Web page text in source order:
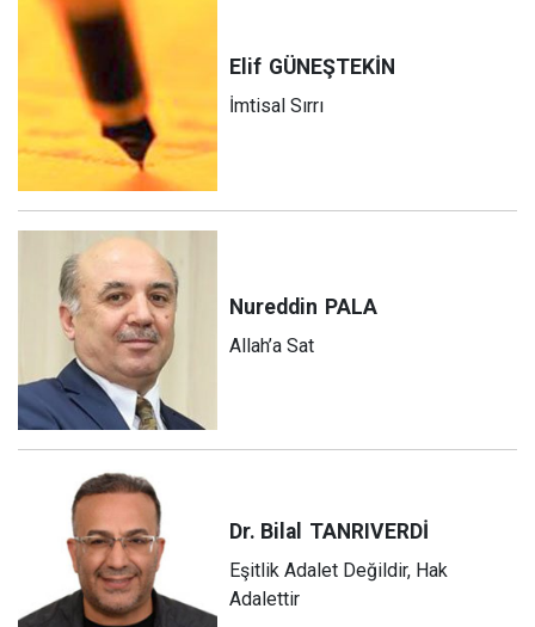
Elif GÜNEŞTEKİN
İmtisal Sırrı
Nureddin PALA
Allah’a Sat
Dr. Bilal TANRIVERDİ
Eşitlik Adalet Değildir, Hak
Adalettir